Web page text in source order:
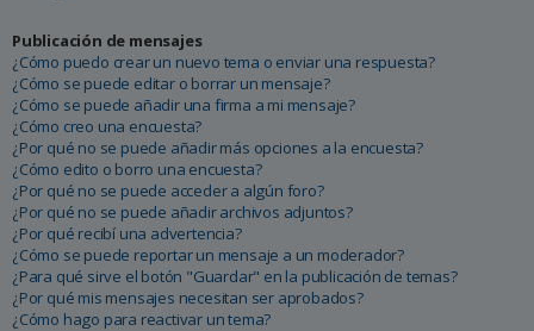
Publicación de mensajes
¿Cómo puedo crear un nuevo tema o enviar una respuesta?
¿Cómo se puede editar o borrar un mensaje?
¿Cómo se puede añadir una firma a mi mensaje?
¿Cómo creo una encuesta?
¿Por qué no se puede añadir más opciones a la encuesta?
¿Cómo edito o borro una encuesta?
¿Por qué no se puede acceder a algún foro?
¿Por qué no se puede añadir archivos adjuntos?
¿Por qué recibí una advertencia?
¿Cómo se puede reportar un mensaje a un moderador?
¿Para qué sirve el botón "Guardar" en la publicación de temas?
¿Por qué mis mensajes necesitan ser aprobados?
¿Cómo hago para reactivar un tema?